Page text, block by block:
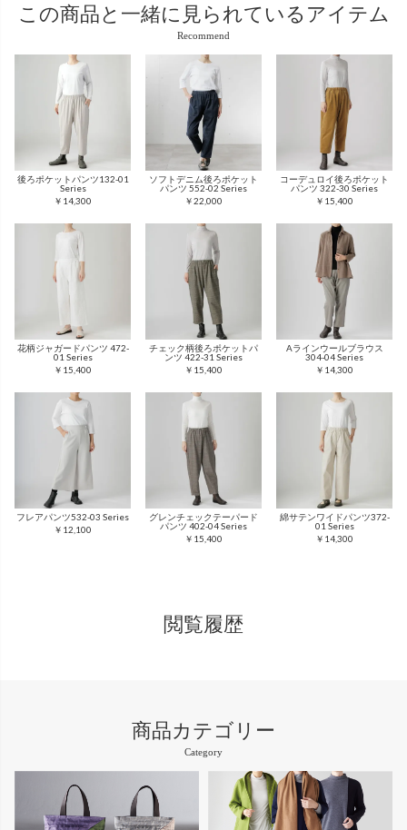
この商品と 一緒に見られているアイテム
Recommend
後ろポケットパンツ132-01
Series
￥14,300
ソフトデニム後ろポケット
パンツ 552-02 Series
￥22,000
コーデュロイ後ろポケット
パンツ 322-30 Series
￥15,400
花柄ジャガードパンツ 472-
01 Series
￥15,400
チェック柄後ろポケットパ
ンツ 422-31 Series
￥15,400
Aラインウールブラウス
304-04 Series
￥14,300
フレアパンツ532-03 Series
￥12,100
グレンチェックテーパード
パンツ 402-04 Series
￥15,400
綿サテンワイドパンツ372-
01 Series
￥14,300
閲覧履歴
商品カテゴリー
Category